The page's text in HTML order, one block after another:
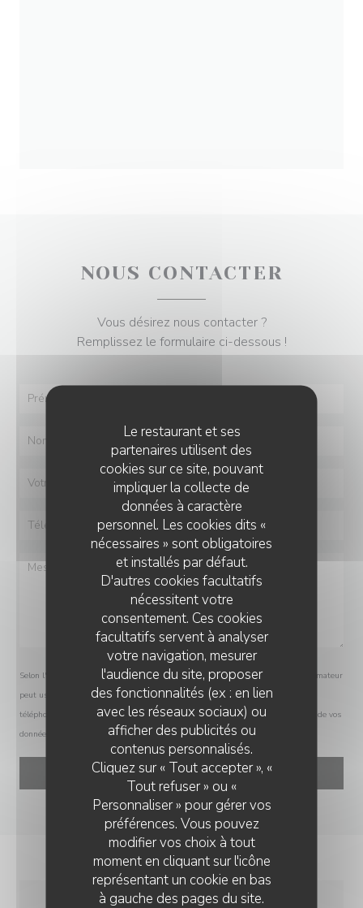
Le restaurant et ses
partenaires utilisent des
cookies sur ce site, pouvant
impliquer la collecte de
données à caractère
personnel. Les cookies dits «
nécessaires » sont obligatoires
et installés par défaut.
D'autres cookies facultatifs
nécessitent votre
consentement. Ces cookies
facultatifs servent à analyser
votre navigation, mesurer
l'audience du site, proposer
des fonctionnalités (ex : en lien
avec les réseaux sociaux) ou
afficher des publicités ou
contenus personnalisés.
Cliquez sur « Tout accepter », «
Tout refuser » ou «
Personnaliser » pour gérer vos
préférences. Vous pouvez
modifier vos choix à tout
moment en cliquant sur l'icône
représentant un cookie en bas
à gauche des pages du site.
NOUS CONTACTER
Vous désirez nous contacter ?
Remplissez le formulaire ci-dessous !
Selon l'article L.223-2 du code de la consommation, il est rappelé que le consommateur
peut user de son droit à s'inscrire sur la liste d'opposition au démarchage
téléphonique Bloctel :bloctel.gouv.fr . Pour plus d'informations sur le traitement de vos
données, consultez notrepolitique de confidentialité.
MOSCONI